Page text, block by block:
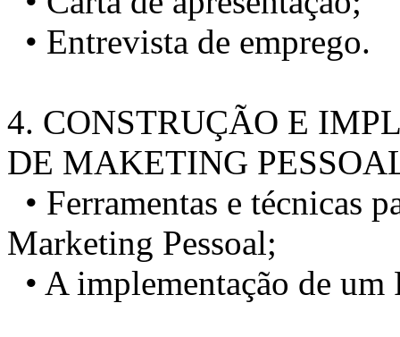
• Entrevista de emprego.
4. CONSTRUÇÃO E
DE MAKETING
• Ferramentas e técnicas
Marketing Pessoal;
• A implementação de